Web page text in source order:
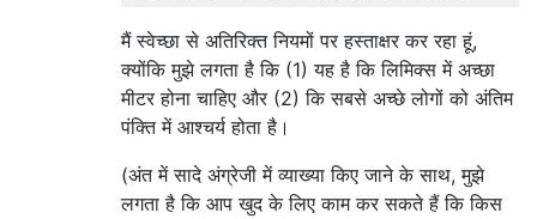
मैं स्वेच्छा से अतिरिक्त नियमों पर हस्ताक्षर कर रहा हूं,
क्योंकि मुझे लगता है कि (1) यह है कि लिमिक्स में अच्छा
मीटर होना चाहिए और (2) कि सबसे अच्छे लोगों को अंतिम
पंक्ति में आश्चर्य होता है।
(अंत में सादे अंग्रेजी में व्याख्या किए जाने के साथ, मुझे
लगता है कि आप खुद के लिए काम कर सकते हैं कि किस